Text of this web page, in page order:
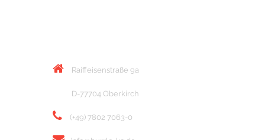
Raiffeisenstraße 9a
D-77704 Oberkirch
(+49) 7802 7063-0